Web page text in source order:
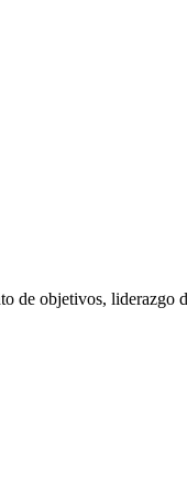
de objetivos, liderazgo